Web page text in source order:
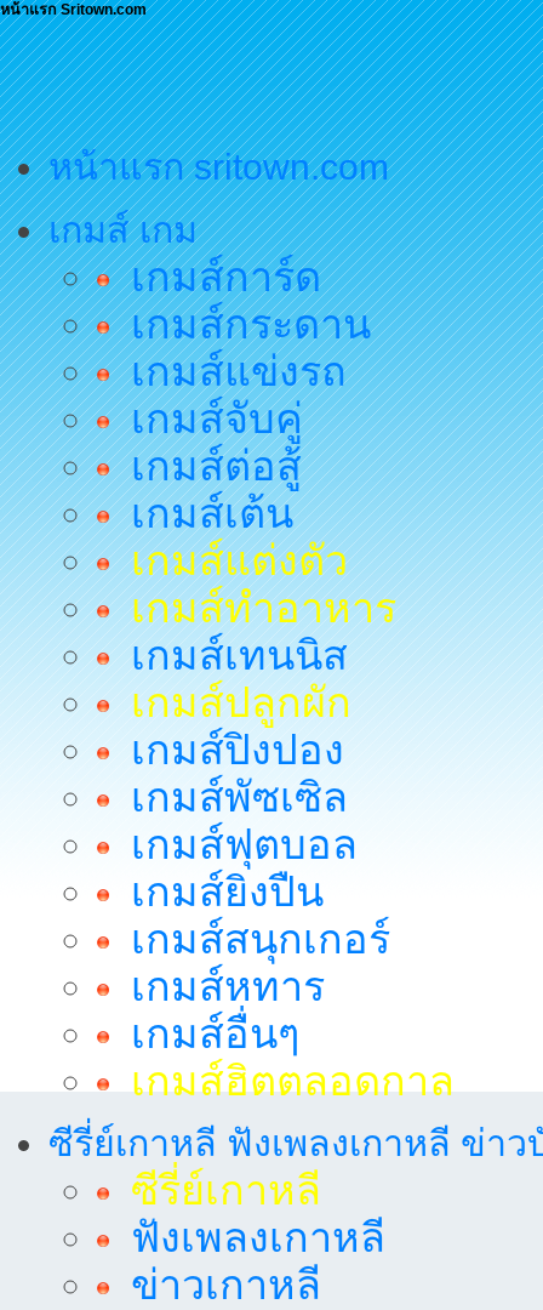
หน้าแรก Sritown.com
หน้าแรก sritown.com
เกมส์ เกม
เกมส์การ์ด
เกมส์กระดาน
เกมส์แข่งรถ
เกมส์จับคู่
เกมส์ต่อสู้
เกมส์เต้น
เกมส์แต่งตัว
เกมส์ทำอาหาร
เกมส์เทนนิส
เกมส์ปลูกผัก
เกมส์ปิงปอง
เกมส์พัซเซิล
เกมส์ฟุตบอล
เกมส์ยิงปืน
เกมส์สนุกเกอร์
เกมส์หทาร
เกมส์อื่นๆ
เกมส์ฮิตตลอดกาล
ซีรี่ย์เกาหลี ฟังเพลงเกาหลี ข่าว
ซีรี่ย์เกาหลี
ฟังเพลงเกาหลี
ข่าวเกาหลี